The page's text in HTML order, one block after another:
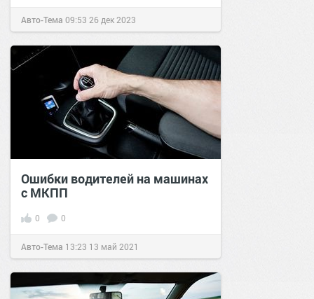
Авто-Тема 09:53 26 дек 2023
Ошибки водителей на машинах
с МКПП
0 0
Авто-Тема 13:23 13 май 2021